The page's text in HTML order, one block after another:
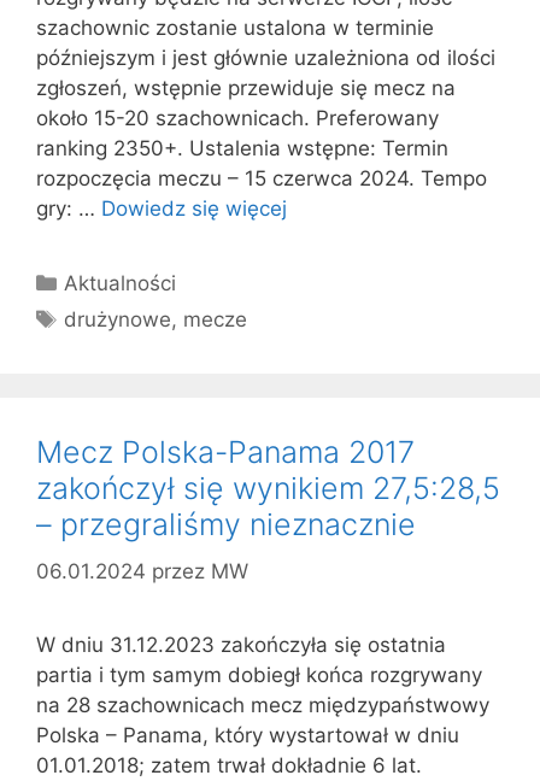
szachownic zostanie ustalona w terminie
późniejszym i jest głównie uzależniona od ilości
zgłoszeń, wstępnie przewiduje się mecz na
około 15-20 szachownicach. Preferowany
ranking 2350+. Ustalenia wstępne: Termin
rozpoczęcia meczu – 15 czerwca 2024. Tempo
gry: … Dowiedz się więcej
Kategorie
Aktualności
Tagi
drużynowe, mecze
Mecz Polska-Panama 2017
zakończył się wynikiem 27,5:28,5
– przegraliśmy nieznacznie
06.01.2024 przez MW
W dniu 31.12.2023 zakończyła się ostatnia
partia i tym samym dobiegł końca rozgrywany
na 28 szachownicach mecz międzypaństwowy
Polska – Panama, który wystartował w dniu
01.01.2018; zatem trwał dokładnie 6 lat.